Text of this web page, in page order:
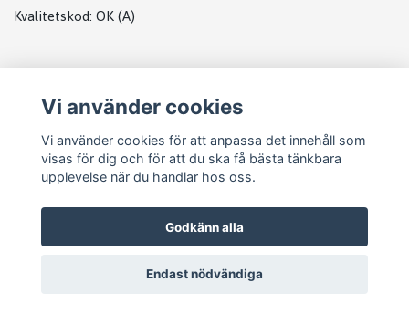
Kvalitetskod: OK (A)
Vi använder cookies
Vi använder cookies för att anpassa det innehåll som
visas för dig och för att du ska få bästa tänkbara
upplevelse när du handlar hos oss.
Godkänn alla
Endast nödvändiga